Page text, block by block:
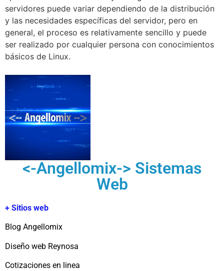
servidores puede variar dependiendo de la distribución
y las necesidades específicas del servidor, pero en
general, el proceso es relativamente sencillo y puede
ser realizado por cualquier persona con conocimientos
básicos de Linux.
<-Angellomix-> Sistemas
Web
+ Sitios web
Blog Angellomix
Diseño web Reynosa
Cotizaciones en linea